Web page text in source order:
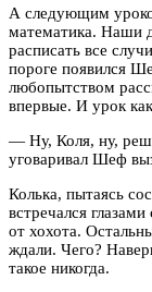
А следующим
математика. Наши
расписать все
пороге появился
любопытством
впервые. И урок
— Ну, Коля, ну,
уговаривал Шеф
Колька, пытаясь
встречался
от хохота.
ждали. Чего?
такое никогда.